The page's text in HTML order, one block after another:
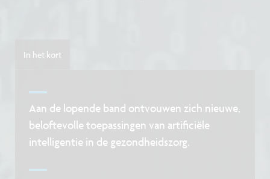
In het kort
Aan de lopende band ontvouwen zich nieuwe,
beloftevolle toepassingen van artificiële
intelligentie in de gezondheidszorg.